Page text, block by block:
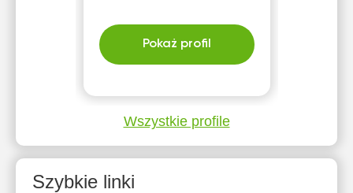
Pokaż profil
Wszystkie profile
Szybkie linki